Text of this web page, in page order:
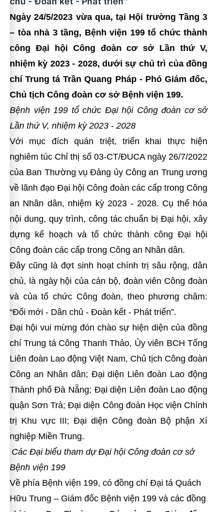
Ngày 24/5/2023 vừa qua, tại Hội trường Tầng 3
– tòa nhà 3 tầng, Bệnh viện 199 tổ chức thành
công Đại hội Công đoàn cơ sở Lần thứ V,
nhiệm kỳ 2023 - 2028, dưới sự chủ trì của đồng
chí Trung tá Trần Quang Pháp - Phó Giám đốc,
Chủ tịch Công đoàn cơ sở Bệnh viện 199.
Bệnh viện 199 tổ chức Đại hội Công đoàn cơ sở
Lần thứ V, nhiệm kỳ 2023 - 2028
Với mục đích quán triệt, triển khai thực hiện
nghiêm túc Chỉ thị số 03-CT/ĐUCA ngày 26/7/2022
của Ban Thường vụ Đảng ủy Công an Trung ương
về lãnh đạo Đại hội Công đoàn các cấp trong Công
an Nhân dân, nhiệm kỳ 2023 - 2028. Cụ thể hóa
nội dung, quy trình, công tác chuẩn bị Đại hội, xây
dựng kế hoạch và tổ chức thành công Đại hội
Công đoàn các cấp trong Công an Nhân dân.
Đây cũng là đợt sinh hoạt chính trị sâu rộng, dân
chủ, là ngày hội của cán bộ, đoàn viên Công đoàn
và của tổ chức Công đoàn, theo phương châm:
“Đổi mới - Dân chủ - Đoàn kết - Phát triển”.
Đại hội vui mừng đón chào sự hiện diện của đồng
chí Trung tá Công Thanh Thảo, Ủy viên BCH Tổng
Liên đoàn Lao động Việt Nam, Chủ tịch Công đoàn
Công an Nhân dân; Đại diện Liên đoàn Lao động
Thành phố Đà Nẵng; Đại diện Liên đoàn Lao động
quận Sơn Trà; Đại diện Công đoàn Học viện Chính
trị Khu vực III; Đại diện Công đoàn Bộ phận Xí
nghiệp Miền Trung.
Các Đại biểu tham dự Đại hội Công đoàn cơ sở
Bệnh viện 199
Về phía Bệnh viện 199, có đồng chí Đại tá Quách
Hữu Trung – Giám đốc Bệnh viện 199 và các đồng